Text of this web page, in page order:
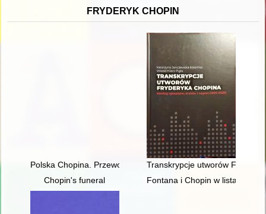
FRYDERYK CHOPIN
Polska Chopina. Przewodnik po miejscach związanych z
Transkrypcje utworów
Chopin's funeral
Fontana i Chopin w listach